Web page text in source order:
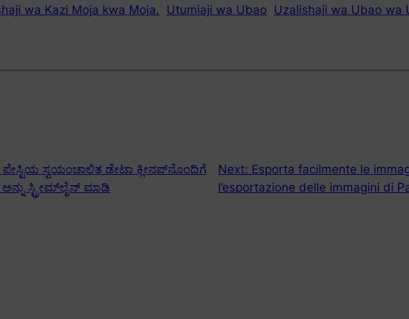
wa Kazi Moja kwa Moja. Utumiaji wa Ubao Uzalishaji wa Ubao wa
ಪೇಸ್ಟಿಯ ಸ್ವಯಂಚಾಲಿತ ಡೇಟಾ ಕ್ಲೀನಪ್‌ನೊಂದಿಗೆ
ಸ್ಟ್ರೀಮ್‌ಲೈನ್ ಮಾಡಿ
Next: Esporta facilmente le
l’esportazione delle immagini di